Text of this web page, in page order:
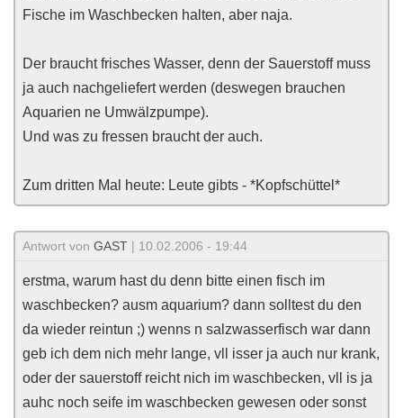
Fische im Waschbecken halten, aber naja.
Der braucht frisches Wasser, denn der Sauerstoff muss
ja auch nachgeliefert werden (deswegen brauchen
Aquarien ne Umwälzpumpe).
Und was zu fressen braucht der auch.
Zum dritten Mal heute: Leute gibts - *Kopfschüttel*
Antwort von GAST | 10.02.2006 - 19:44
erstma, warum hast du denn bitte einen fisch im
waschbecken? ausm aquarium? dann solltest du den
da wieder reintun ;) wenns n salzwasserfisch war dann
geb ich dem nich mehr lange, vll isser ja auch nur krank,
oder der sauerstoff reicht nich im waschbecken, vll is ja
auhc noch seife im waschbecken gewesen oder sonst